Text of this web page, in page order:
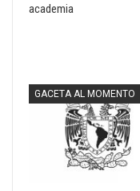
academia
GACETA AL MOMENTO